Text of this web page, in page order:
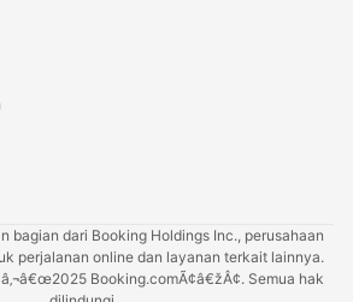
bagian dari Booking Holdings Inc., perusahaan
perjalanan online dan layanan terkait lainnya.
Booking.comÃ¢â€žÂ¢. Semua hak